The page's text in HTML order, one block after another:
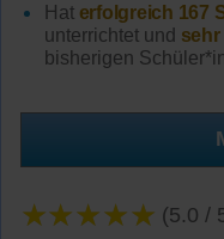
Hat erfolgreich 167
unterrichtet und
bisherigen
★★★★★ (5.0 /